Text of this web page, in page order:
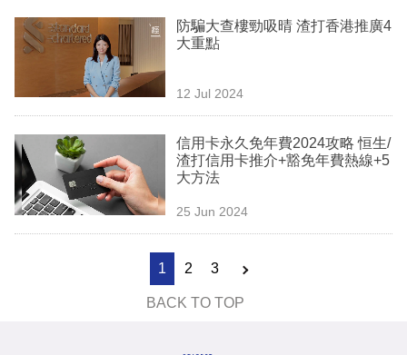
防騙大查樓勁吸晴 渣打香港推廣4
大重點
12 Jul 2024
信用卡永久免年費2024攻略 恒生/
渣打信用卡推介+豁免年費熱線+5
大方法
25 Jun 2024
1 2 3
BACK TO TOP